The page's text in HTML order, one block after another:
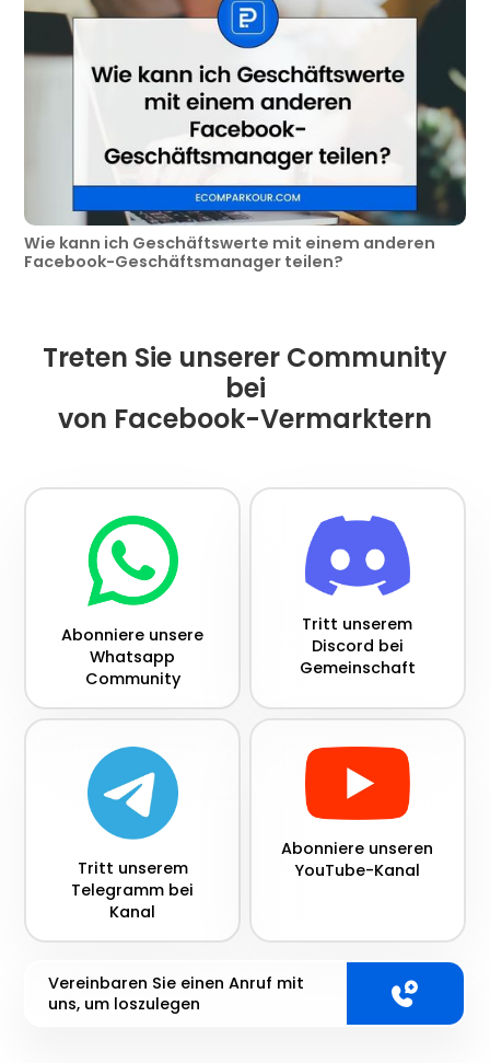
Wie kann ich Geschäftswerte mit einem anderen
Facebook-Geschäftsmanager teilen?
Treten Sie unserer Community
bei
von Facebook-Vermarktern
Abonniere unsere
Whatsapp
Community
Tritt unserem
Discord bei
Gemeinschaft
Tritt unserem
Telegramm bei
Kanal
Abonniere unseren
YouTube-Kanal
Vereinbaren Sie einen Anruf mit
uns, um loszulegen